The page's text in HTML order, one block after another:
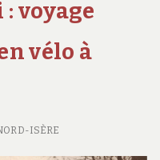
voyage
vélo à
ISÈRE